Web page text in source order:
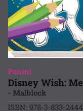
Panini
Disney Wish:
- Malblock
ISBN: 978-3-833-